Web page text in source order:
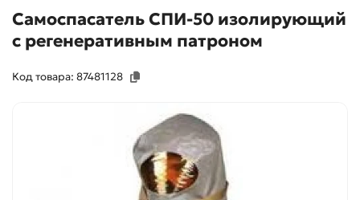
Самоспасатель СПИ-50 изолирующий
с регенеративным патроном
Код товара: 87481128